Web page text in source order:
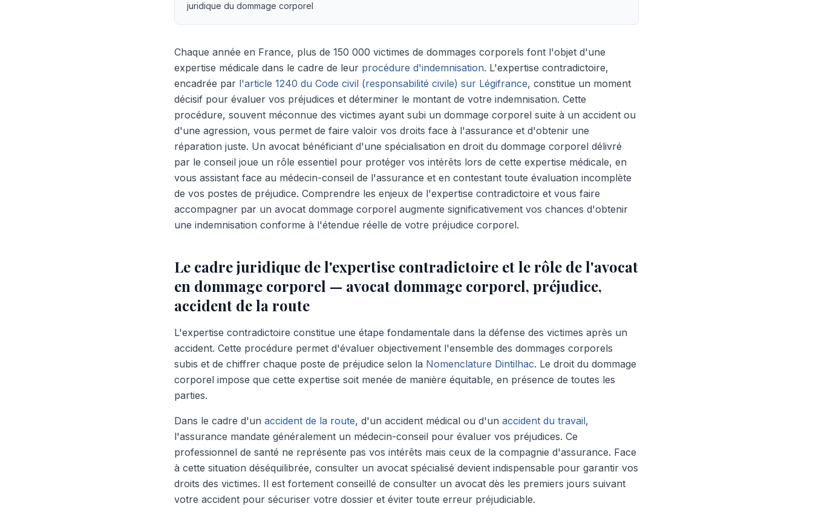
juridique du dommage corporel
Chaque année en France, plus de 150 000 victimes de dommages corporels font l'objet d'une
expertise médicale dans le cadre de leur procédure d'indemnisation. L'expertise contradictoire,
encadrée par l'article 1240 du Code civil (responsabilité civile) sur Légifrance, constitue un moment
décisif pour évaluer vos préjudices et déterminer le montant de votre indemnisation. Cette
procédure, souvent méconnue des victimes ayant subi un dommage corporel suite à un accident ou
d'une agression, vous permet de faire valoir vos droits face à l'assurance et d'obtenir une
réparation juste. Un avocat bénéficiant d'une spécialisation en droit du dommage corporel délivré
par le conseil joue un rôle essentiel pour protéger vos intérêts lors de cette expertise médicale, en
vous assistant face au médecin-conseil de l'assurance et en contestant toute évaluation incomplète
de vos postes de préjudice. Comprendre les enjeux de l'expertise contradictoire et vous faire
accompagner par un avocat dommage corporel augmente significativement vos chances d'obtenir
une indemnisation conforme à l'étendue réelle de votre préjudice corporel.
Le cadre juridique de l'expertise contradictoire et le rôle de l'avocat
en dommage corporel — avocat dommage corporel, préjudice,
accident de la route
L'expertise contradictoire constitue une étape fondamentale dans la défense des victimes après un
accident. Cette procédure permet d'évaluer objectivement l'ensemble des dommages corporels
subis et de chiffrer chaque poste de préjudice selon la Nomenclature Dintilhac. Le droit du dommage
corporel impose que cette expertise soit menée de manière équitable, en présence de toutes les
parties.
Dans le cadre d'un accident de la route, d'un accident médical ou d'un accident du travail,
l'assurance mandate généralement un médecin-conseil pour évaluer vos préjudices. Ce
professionnel de santé ne représente pas vos intérêts mais ceux de la compagnie d'assurance. Face
à cette situation déséquilibrée, consulter un avocat spécialisé devient indispensable pour garantir vos
droits des victimes. Il est fortement conseillé de consulter un avocat dès les premiers jours suivant
votre accident pour sécuriser votre dossier et éviter toute erreur préjudiciable.